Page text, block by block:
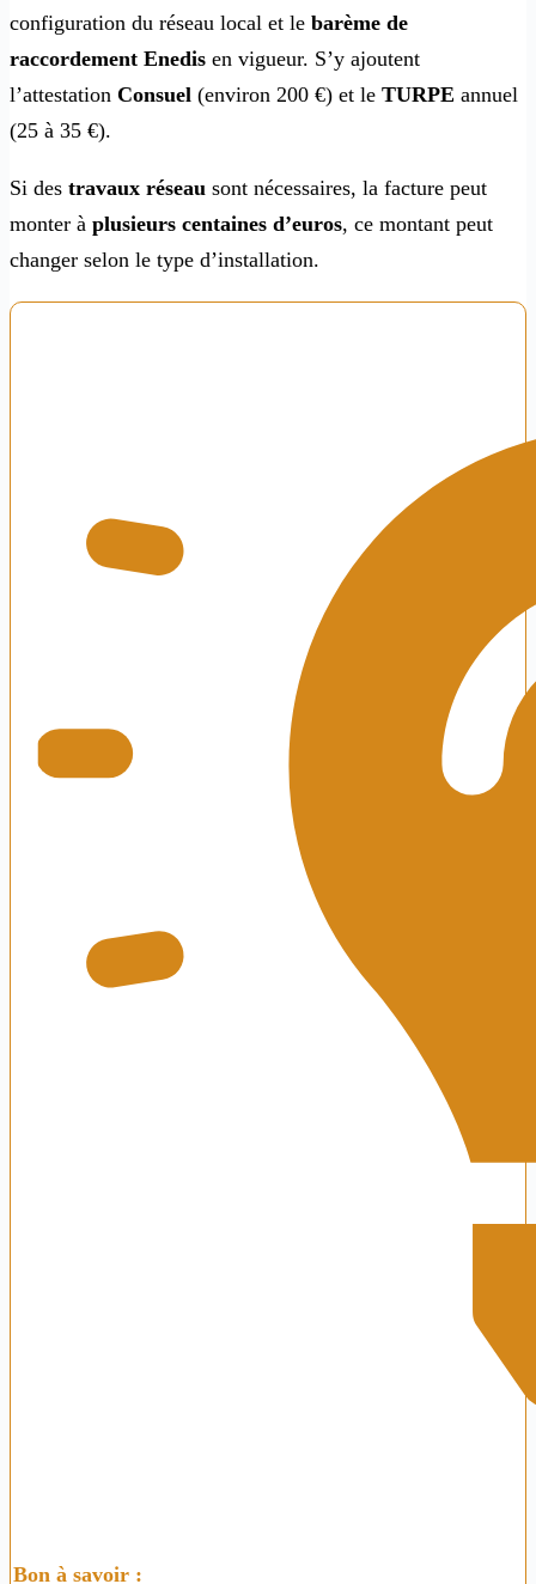
configuration du réseau local et le barème de
raccordement Enedis en vigueur. S’y ajoutent
l’attestation Consuel (environ 200 €) et le TURPE annuel
(25 à 35 €).
Si des travaux réseau sont nécessaires, la facture peut
monter à plusieurs centaines d’euros, ce montant peut
changer selon le type d’installation.
Bon à savoir :